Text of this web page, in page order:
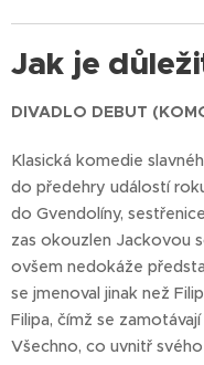
Jak je
DIVADLO DEBUT
Klasická komedie
do předehry událostí
do Gvendolíny,
zas okouzlen Jackovou
ovšem nedokáže
se jmenoval jinak než
Filipa, čímž se
Všechno, co uvnitř